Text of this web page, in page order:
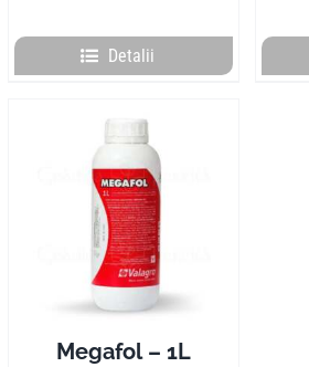
Detalii
Megafol – 1L